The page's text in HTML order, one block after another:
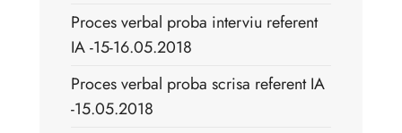
Proces verbal proba interviu referent
IA -15-16.05.2018
Proces verbal proba scrisa referent IA
-15.05.2018